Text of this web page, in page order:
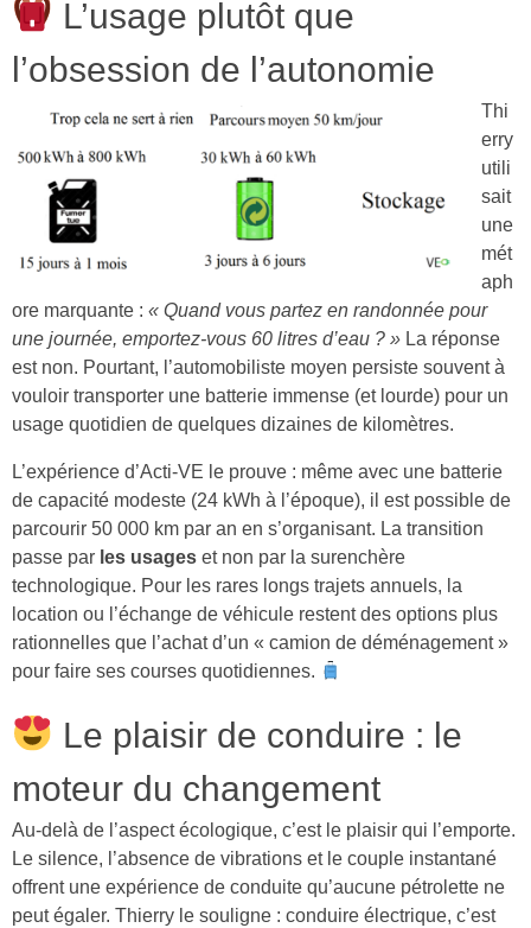
L’usage plutôt que
l’obsession de l’autonomie
Thi
erry
utili
sait
une
mét
aph
ore marquante : « Quand vous partez en randonnée pour
une journée, emportez-vous 60 litres d’eau ? » La réponse
est non. Pourtant, l’automobiliste moyen persiste souvent à
vouloir transporter une batterie immense (et lourde) pour un
usage quotidien de quelques dizaines de kilomètres.
L’expérience d’Acti-VE le prouve : même avec une batterie
de capacité modeste (24 kWh à l’époque), il est possible de
parcourir 50 000 km par an en s’organisant. La transition
passe par les usages et non par la surenchère
technologique. Pour les rares longs trajets annuels, la
location ou l’échange de véhicule restent des options plus
rationnelles que l’achat d’un « camion de déménagement »
pour faire ses courses quotidiennes.
Le plaisir de conduire : le
moteur du changement
Au-delà de l’aspect écologique, c’est le plaisir qui l’emporte.
Le silence, l’absence de vibrations et le couple instantané
offrent une expérience de conduite qu’aucune pétrolette ne
peut égaler. Thierry le souligne : conduire électrique, c’est